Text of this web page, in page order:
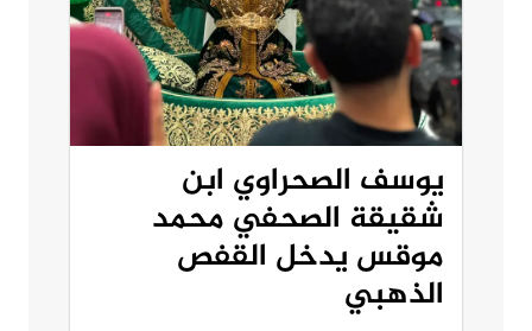
يوسف الصحراوي ابن
شقيقة الصحفي محمد
موقس يدخل القفص
الذهبي